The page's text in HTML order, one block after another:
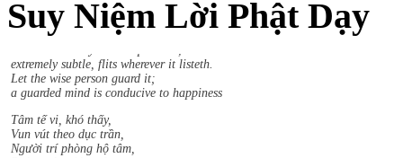
Suy Niệm Lời Phật Dạy
Citta.m rakkhetha medhaavii citta.m gutta.m sukhaavaha.m.
The mind is very hard to perceive,
Let the wise person guard it;
a guarded mind is conducive to happiness
Vun vút theo dục trần,
Người trí phòng hộ tâm,
Phòng tâm thì an lạc.